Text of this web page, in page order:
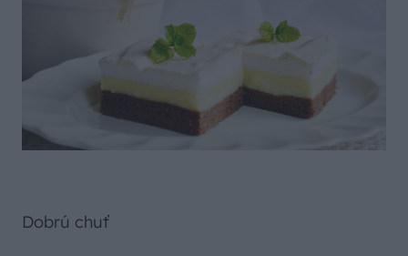
Dobrú chuť